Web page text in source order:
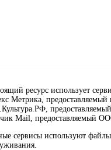
директору
ресурс использует
Метрика,
Mail, предоставляемый
сервисы используют файлы